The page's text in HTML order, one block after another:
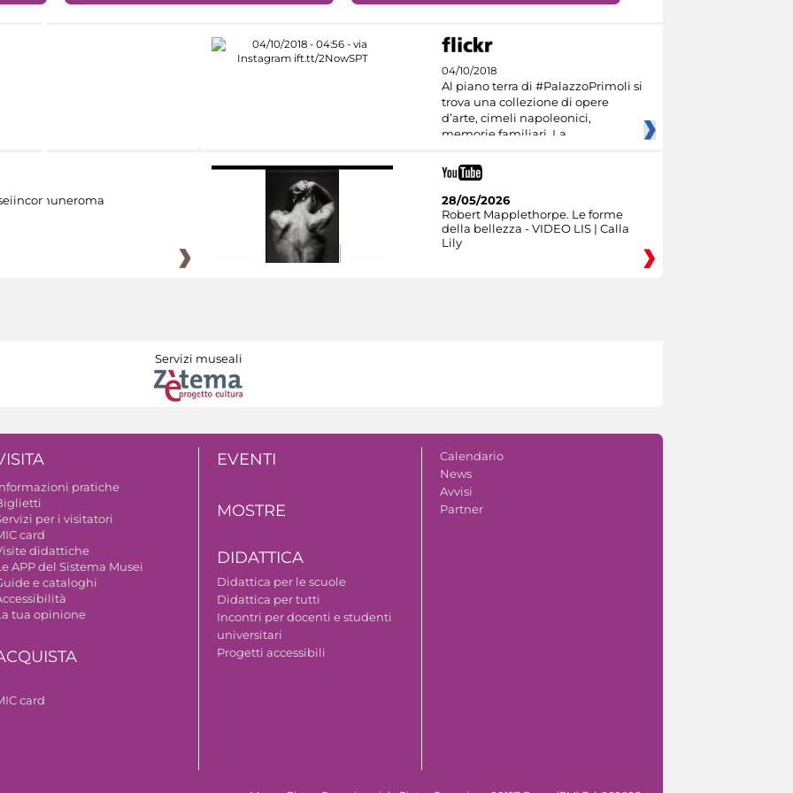
04/10/2018
Al piano terra di #PalazzoPrimoli si
trova una collezione di opere
d’arte, cimeli napoleonici,
memorie familiari. La
28/05/2026
Robert Mapplethorpe. Le forme
della bellezza - VIDEO LIS | Calla
Lily
Servizi museali
pratiche
per i visitatori
card
didattiche
APP del Sistema Musei
e cataloghi
tua opinione
card
EVENTI
MOSTRE
DIDATTICA
Didattica per le scuole
Didattica per tutti
Incontri per docenti e studenti
universitari
Progetti accessibili
Calendario
News
Avvisi
Partner